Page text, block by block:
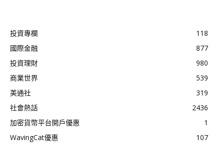
投資專欄
118
國際金融
877
投資理財
980
商業世界
539
美通社
319
社會熱話
2436
加密貨幣平台開戶優惠
1
WavingCat優惠
107